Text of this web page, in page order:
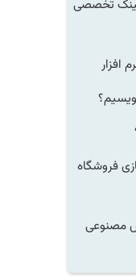
تخصصی
فروشگاه